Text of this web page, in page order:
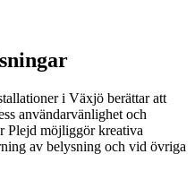
i Växjö berättar att
användarvänlighet och
Plejd möjliggör kreativa
av belysning och vid övriga